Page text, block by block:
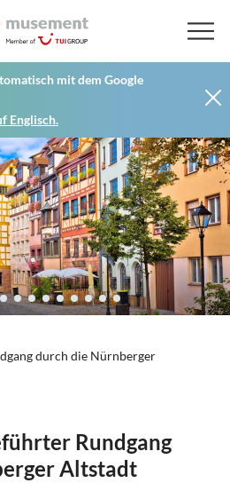
mit dem Google
Englisch.
durch die Nürnberger
Rundgang
Altstadt